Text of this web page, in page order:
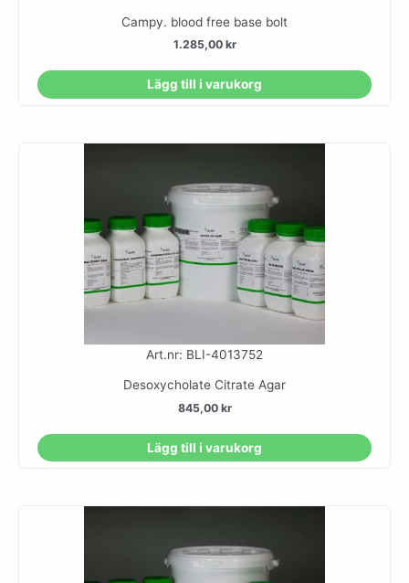
Campy. blood free base bolt
1.285,00 kr
Lägg till i varukorg
Art.nr: BLI-4013752
Desoxycholate Citrate Agar
845,00 kr
Lägg till i varukorg